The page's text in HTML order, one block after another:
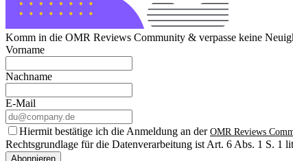
Komm in die OMR Reviews Community & verpasse keine
Vorname
Nachname
E-Mail
Hiermit bestätige ich die Anmeldung an der OMR Reviews
Rechtsgrundlage für die Datenverarbeitung ist Art. 6 Abs. 1 S. 1
Abonnieren